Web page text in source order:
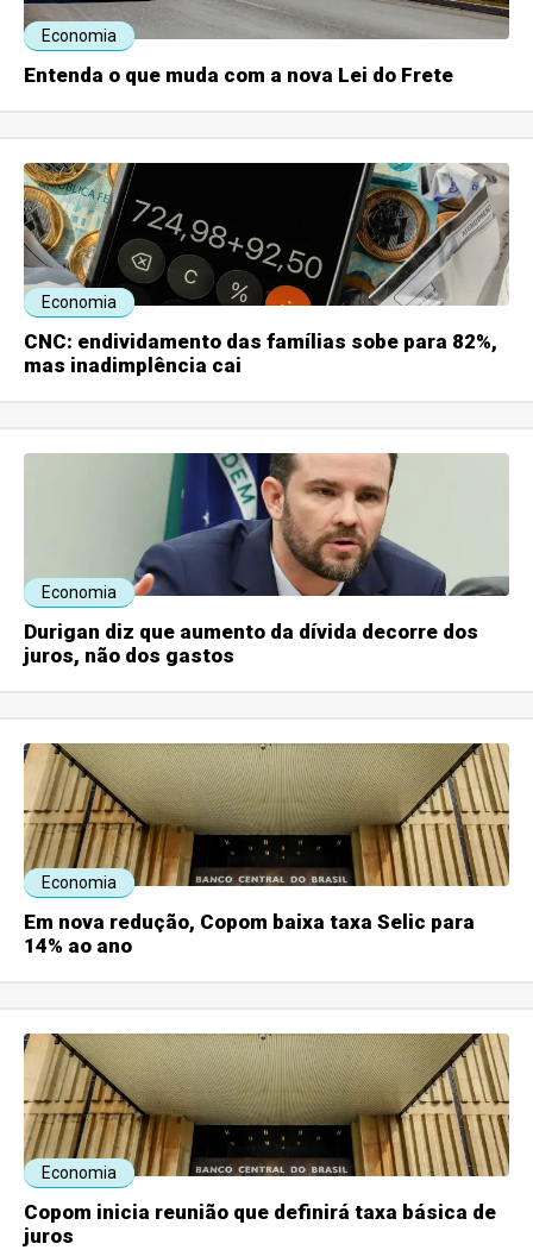
Economia
Entenda o que muda com a nova Lei do Frete
Economia
CNC: endividamento das famílias sobe para 82%,
mas inadimplência cai
Economia
Durigan diz que aumento da dívida decorre dos
juros, não dos gastos
Economia
Em nova redução, Copom baixa taxa Selic para
14% ao ano
Economia
Copom inicia reunião que definirá taxa básica de
juros